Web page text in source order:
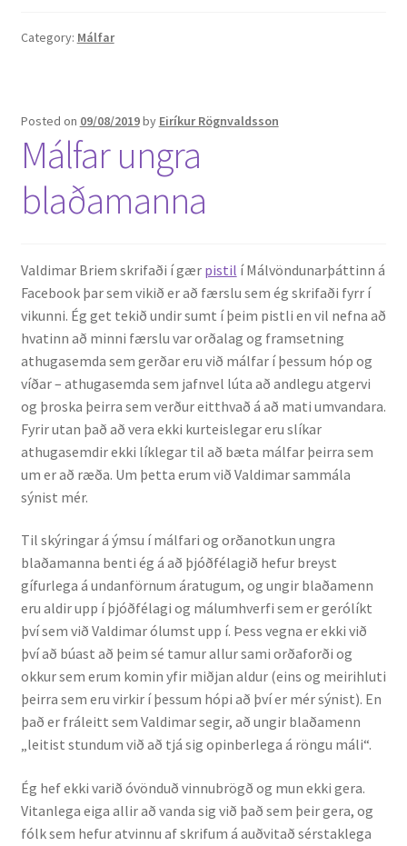
Category: Málfar
Posted on 09/08/2019by Eiríkur Rögnvaldsson
Málfar ungra
blaðamanna
Valdimar Briem skrifaði í gær pistil í Málvöndunarþáttinn á
Facebook þar sem vikið er að færslu sem ég skrifaði fyrr í
vikunni. Ég get tekið undir sumt í þeim pistli en vil nefna að
hvatinn að minni færslu var orðalag og framsetning
athugasemda sem gerðar eru við málfar í þessum hóp og
víðar – athugasemda sem jafnvel lúta að andlegu atgervi
og þroska þeirra sem verður eitthvað á að mati umvandara.
Fyrir utan það að vera ekki kurteislegar eru slíkar
athugasemdir ekki líklegar til að bæta málfar þeirra sem
um er að ræða. Um þetta erum við Valdimar sammála
sýnist mér.
Til skýringar á ýmsu í málfari og orðanotkun ungra
blaðamanna benti ég á að þjóðfélagið hefur breyst
gífurlega á undanförnum áratugum, og ungir blaðamenn
eru aldir upp í þjóðfélagi og málumhverfi sem er gerólíkt
því sem við Valdimar ólumst upp í. Þess vegna er ekki við
því að búast að þeim sé tamur allur sami orðaforði og
okkur sem erum komin yfir miðjan aldur (eins og meirihluti
þeirra sem eru virkir í þessum hópi að því er mér sýnist). En
það er fráleitt sem Valdimar segir, að ungir blaðamenn
„leitist stundum við að tjá sig opinberlega á röngu máli“.
Ég hef ekki varið óvönduð vinnubrögð og mun ekki gera.
Vitanlega eiga allir að vanda sig við það sem þeir gera, og
fólk sem hefur atvinnu af skrifum á auðvitað sérstaklega